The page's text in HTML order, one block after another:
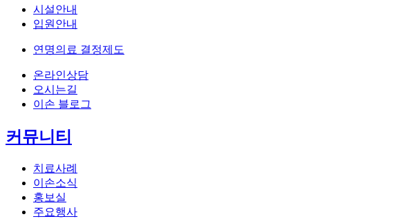
시설안내
입원안내
연명의료 결정제도
온라인상담
오시는길
이손 블로그
커뮤니티
치료사례
이손소식
홍보실
주요행사